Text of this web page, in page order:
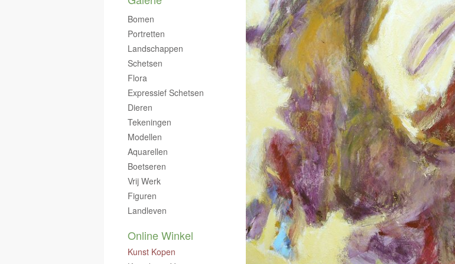
Bomen
Portretten
Landschappen
Schetsen
Flora
Expressief Schetsen
Dieren
Tekeningen
Modellen
Aquarellen
Boetseren
Vrij Werk
Figuren
Landleven
Online Winkel
Kunst Kopen